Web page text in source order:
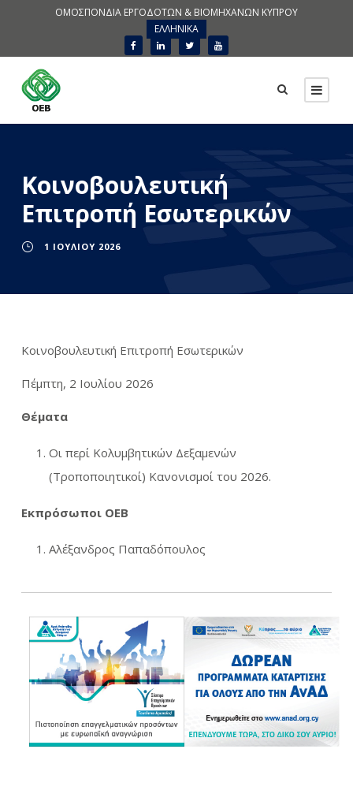
ΟΜΟΣΠΟΝΔΙΑ ΕΡΓΟΔΟΤΩΝ & ΒΙΟΜΗΧΑΝΩΝ ΚΥΠΡΟΥ
ΕΛΛΗΝΙΚΑ
Κοινοβουλευτική
Επιτροπή Εσωτερικών
1 ΙΟΥΛΊΟΥ 2026
Κοινοβουλευτική Επιτροπή Εσωτερικών
Πέμπτη, 2 Ιουλίου 2026
Θέματα
Οι περί Κολυμβητικών Δεξαμενών
(Τροποποιητικοί) Κανονισμοί του 2026.
Εκπρόσωποι ΟΕΒ
Αλέξανδρος Παπαδόπουλος